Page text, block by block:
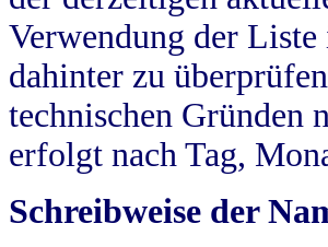
Verwendung der
dahinter zu
technischen Gründen
erfolgt nach Tag,
Schreibweise der